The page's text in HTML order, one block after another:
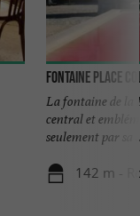
Fontaine Place
La fontaine de la
central et
seulement par sa
142 m -